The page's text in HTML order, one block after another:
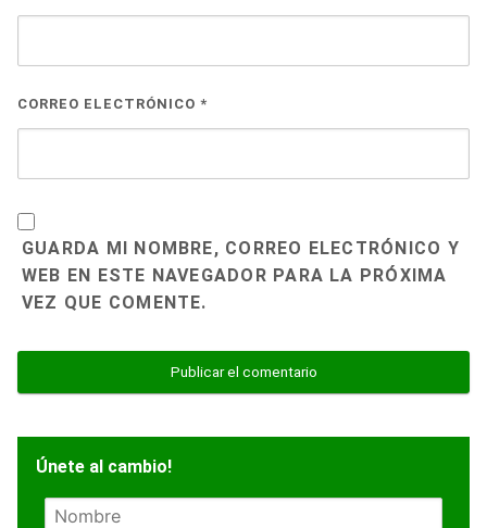
CORREO ELECTRÓNICO *
GUARDA MI NOMBRE, CORREO ELECTRÓNICO Y
WEB EN ESTE NAVEGADOR PARA LA PRÓXIMA
VEZ QUE COMENTE.
Únete al cambio!
N